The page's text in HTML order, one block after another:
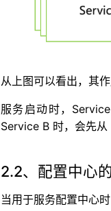
从上图可以看出，其
服务启动时，
Service B 时，会先从
2.2、配置中心
当用于服务配置中心